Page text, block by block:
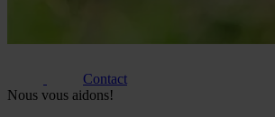
Contact
Nous vous aidons!